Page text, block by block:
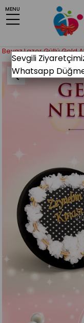
MENU
Anasayfa KINA
Nedime Tefi(Def)
Beyaz Lazer Güllü Gold
Sevgili
Whatsapp